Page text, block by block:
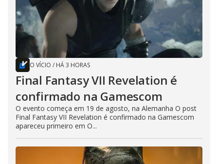
O VÍCIO / HÁ 3 HORAS
Final Fantasy VII Revelation é
confirmado na Gamescom
O evento começa em 19 de agosto, na Alemanha O post
Final Fantasy VII Revelation é confirmado na Gamescom
apareceu primeiro em O...